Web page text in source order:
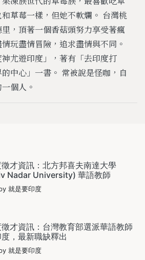
草莓一樣，但她不軟爛。 台灣桃
，頂著一個香菇頭努力享受著瘋
玩盡情冒險，追求盡情與不同。
尤遊印度」，著有「去印度打
中心」一書。 常被說是怪咖，自
個人。
才資訊：北方邦喜夫南達大學
Nadar University) 華語教師
就是要印度
才資訊：台灣教育部選派華語教師
，最新職缺釋出
就是要印度